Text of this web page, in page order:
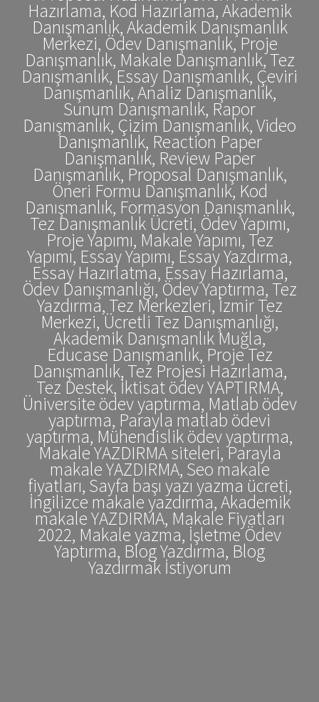
Hazırlama, Kod Hazırlama, Akademik
Danışmanlık, Akademik Danışmanlık
Merkezi, Ödev Danışmanlık, Proje
Danışmanlık, Makale Danışmanlık, Tez
Danışmanlık, Essay Danışmanlık, Çeviri
Danışmanlık, Analiz Danışmanlık,
Sunum Danışmanlık, Rapor
Danışmanlık, Çizim Danışmanlık, Video
Danışmanlık, Reaction Paper
Danışmanlık, Review Paper
Danışmanlık, Proposal Danışmanlık,
Öneri Formu Danışmanlık, Kod
Danışmanlık, Formasyon Danışmanlık,
Tez Danışmanlık Ücreti, Ödev Yapımı,
Proje Yapımı, Makale Yapımı, Tez
Yapımı, Essay Yapımı, Essay Yazdırma,
Essay Hazırlatma, Essay Hazırlama,
Ödev Danışmanlığı, Ödev Yaptırma, Tez
Yazdırma, Tez Merkezleri, İzmir Tez
Merkezi, Ücretli Tez Danışmanlığı,
Akademik Danışmanlık Muğla,
Educase Danışmanlık, Proje Tez
Danışmanlık, Tez Projesi Hazırlama,
Tez Destek, İktisat ödev YAPTIRMA,
Üniversite ödev yaptırma, Matlab ödev
yaptırma, Parayla matlab ödevi
yaptırma, Mühendislik ödev yaptırma,
Makale YAZDIRMA siteleri, Parayla
makale YAZDIRMA, Seo makale
fiyatları, Sayfa başı yazı yazma ücreti,
İngilizce makale yazdırma, Akademik
makale YAZDIRMA, Makale Fiyatları
2022, Makale yazma, İşletme Ödev
Yaptırma, Blog Yazdırma, Blog
Yazdırmak İstiyorum